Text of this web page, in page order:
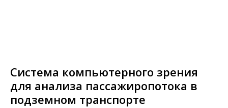
Система компьютерного зрения
для анализа пассажиропотока в
подземном транспорте